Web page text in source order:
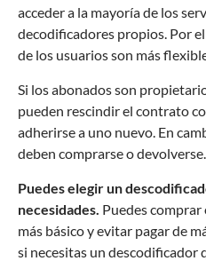
acceder a la mayoría de los
decodificadores propios. Por
de los usuarios son más
Si los abonados son
pueden rescindir el contrato
adherirse a uno nuevo. En
deben comprarse o devolverse.
Puedes elegir un
necesidades. Puedes
más básico y evitar pagar de
si necesitas un descodificador